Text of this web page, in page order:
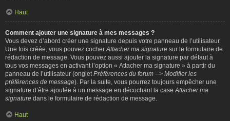
Haut
Comment ajouter une signature à mes messages ?
Vous devez d’abord créer une signature depuis votre panneau de l’utilisateur.
Une fois créée, vous pouvez cocher Attacher ma signature sur le formulaire de
rédaction de message. Vous pouvez aussi ajouter la signature par défaut à
tous vos messages en activant l’option « Attacher ma signature » à partir du
panneau de l’utilisateur (onglet Préférences du forum --> Modifier les
préférences de message). Par la suite, vous pourrez toujours empêcher une
signature d’être ajoutée à un message en décochant la case Attacher ma
signature dans le formulaire de rédaction de message.
Haut